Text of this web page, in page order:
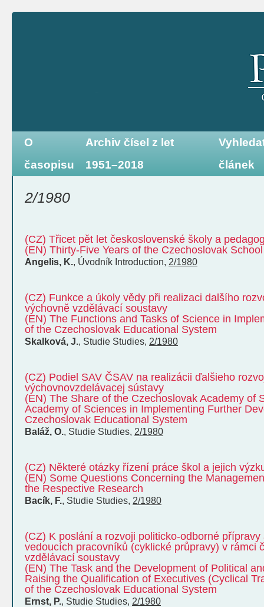
O
časopisu
Archiv čísel z let
1951–2018
článek
2/1980
(CZ) Třicet pět let československé školy a
(EN) Thirty-Five Years of the Czechoslovak
Angelis, K., Úvodník Introduction, 2/1980
(CZ) Funkce a úkoly vědy při realizaci dalšího
výchovně vzdělávací soustavy
(EN) The Functions and Tasks of Science in
of the Czechoslovak Educational System
Skalková, J., Studie Studies, 2/1980
(CZ) Podiel SAV ČSAV na realizácii ďalšieho
výchovnovzdelávacej sústavy
(EN) The Share of the Czechoslovak Academy of
Academy of Sciences in Implementing Further
Czechoslovak Educational System
Baláž, O., Studie Studies, 2/1980
(CZ) Některé otázky řízení práce škol a jejich
(EN) Some Questions Concerning the
the Respective Research
Bacík, F., Studie Studies, 2/1980
(CZ) K poslání a rozvoji politicko-odborné
vedoucích pracovníků (cyklické průpravy) v rámci
vzdělávací soustavy
(EN) The Task and the Development of Political
Raising the Qualification of Executives (Cyclical
of the Czechoslovak Educational System
Ernst, P., Studie Studies, 2/1980